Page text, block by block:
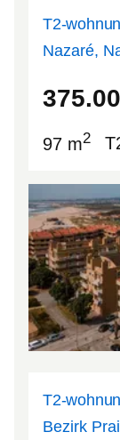
T2-
Nazaré,
97 m2
T2-
Bezirk